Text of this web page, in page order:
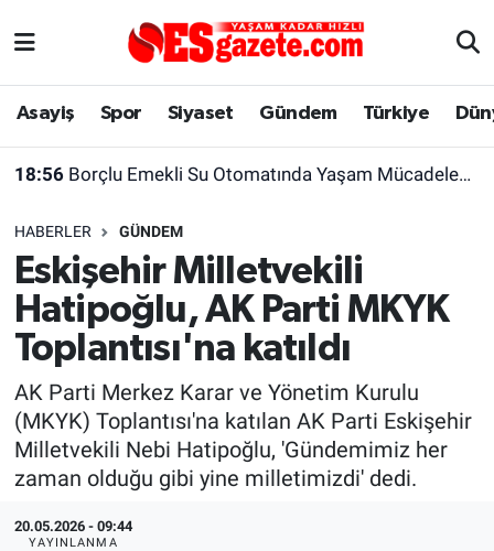
Asayiş Spor Siyaset Gündem Türkiye
18:56 Borçlu Emekli Su Otomatında Yaşam Mücadelesi Veriyor
HABERLER GÜNDEM
Eskişehir Milletvekili
Hatipoğlu, AK Parti MKYK
Toplantısı'na katıldı
AK Parti Merkez Karar ve Yönetim Kurulu
(MKYK) Toplantısı'na katılan AK Parti Eskişehir
Milletvekili Nebi Hatipoğlu, 'Gündemimiz her
zaman olduğu gibi yine milletimizdi' dedi.
20.05.2026 - 09:44
YAYINLANMA
Asayiş
Gündem
Türkiye
Dünya
Sağlık
Alış-Veriş/İş dünyası
Yaşam
Eskişehirspor Arşivi
Eskişehir Arşivi
Röportaj
Ekonomi
Kültür Sanat
Politika
Eskişehir Nöbetçi Eczaneler
Süper Lig Puan Durumu ve Fikstür
Tüm Manşetler
Son Dakika Haberleri
Haber Arşivi